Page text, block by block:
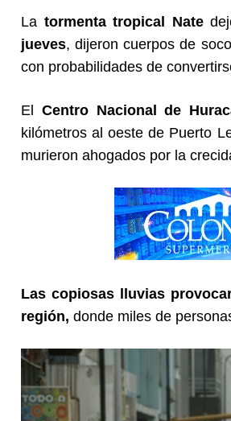
La tormenta tropical Nate
jueves, dijeron cuerpos de
con probabilidades de
El Centro Nacional de
kilómetros al oeste de Puerto
murieron ahogados por la
Las copiosas lluvias
región, donde miles de